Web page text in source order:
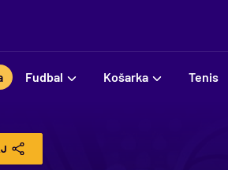
Fudbal Košarka Tenis